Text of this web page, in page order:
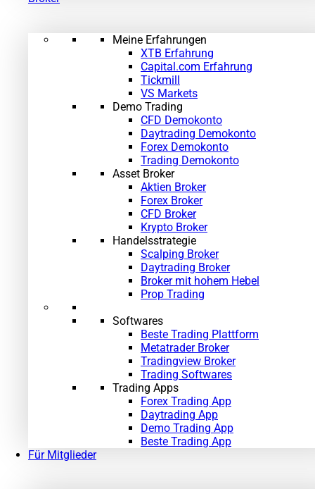
Meine Erfahrungen
XTB Erfahrung
Capital.com Erfahrung
Tickmill
VS Markets
Demo Trading
CFD Demokonto
Daytrading Demokonto
Forex Demokonto
Trading Demokonto
Asset Broker
Aktien Broker
Forex Broker
CFD Broker
Krypto Broker
Handelsstrategie
Scalping Broker
Daytrading Broker
Broker mit hohem Hebel
Prop Trading
Softwares
Beste Trading Plattform
Metatrader Broker
Tradingview Broker
Trading Softwares
Trading Apps
Forex Trading App
Daytrading App
Demo Trading App
Beste Trading App
Für Mitglieder